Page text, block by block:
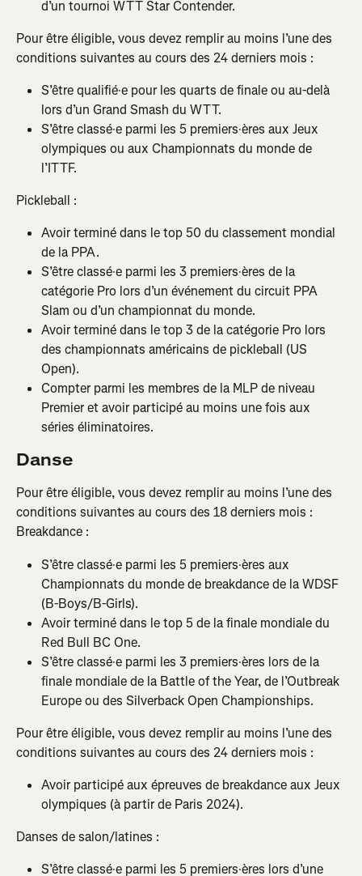
d’un tournoi WTT Star Contender.
Pour être éligible, vous devez remplir au moins l’une des
conditions suivantes au cours des 24 derniers mois :
S’être qualifié·e pour les quarts de finale ou au-delà
lors d’un Grand Smash du WTT.
S’être classé·e parmi les 5 premiers·ères aux Jeux
olympiques ou aux Championnats du monde de
l’ITTF.
Pickleball :
Avoir terminé dans le top 50 du classement mondial
de la PPA.
S’être classé·e parmi les 3 premiers·ères de la
catégorie Pro lors d’un événement du circuit PPA
Slam ou d’un championnat du monde.
Avoir terminé dans le top 3 de la catégorie Pro lors
des championnats américains de pickleball (US
Open).
Compter parmi les membres de la MLP de niveau
Premier et avoir participé au moins une fois aux
séries éliminatoires.
Danse
Pour être éligible, vous devez remplir au moins l’une des
conditions suivantes au cours des 18 derniers mois :
Breakdance :
S’être classé·e parmi les 5 premiers·ères aux
Championnats du monde de breakdance de la WDSF
(B-Boys/B-Girls).
Avoir terminé dans le top 5 de la finale mondiale du
Red Bull BC One.
S’être classé·e parmi les 3 premiers·ères lors de la
finale mondiale de la Battle of the Year, de l’Outbreak
Europe ou des Silverback Open Championships.
Pour être éligible, vous devez remplir au moins l’une des
conditions suivantes au cours des 24 derniers mois :
Avoir participé aux épreuves de breakdance aux Jeux
olympiques (à partir de Paris 2024).
Danses de salon/latines :
S’être classé·e parmi les 5 premiers·ères lors d’une